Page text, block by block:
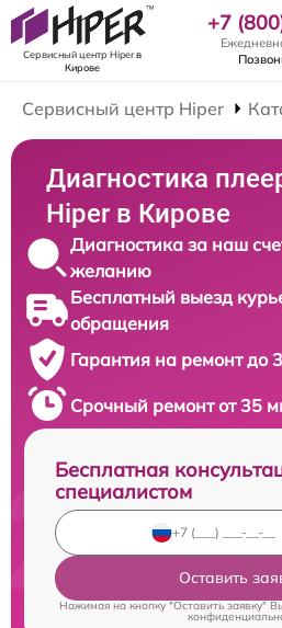
Сервисный центр Hiperв
Кирове
+7
Сервисный центр Hiper
Диагностика
Hiper в Кирове
Диагностика за наш
желанию
Бесплатный выезд
обращения
Гарантия на ремонт до
Срочный ремонт от 35
Бесплатная
специалистом
Оставить
Нажимая на кнопку "Оставить заявку"